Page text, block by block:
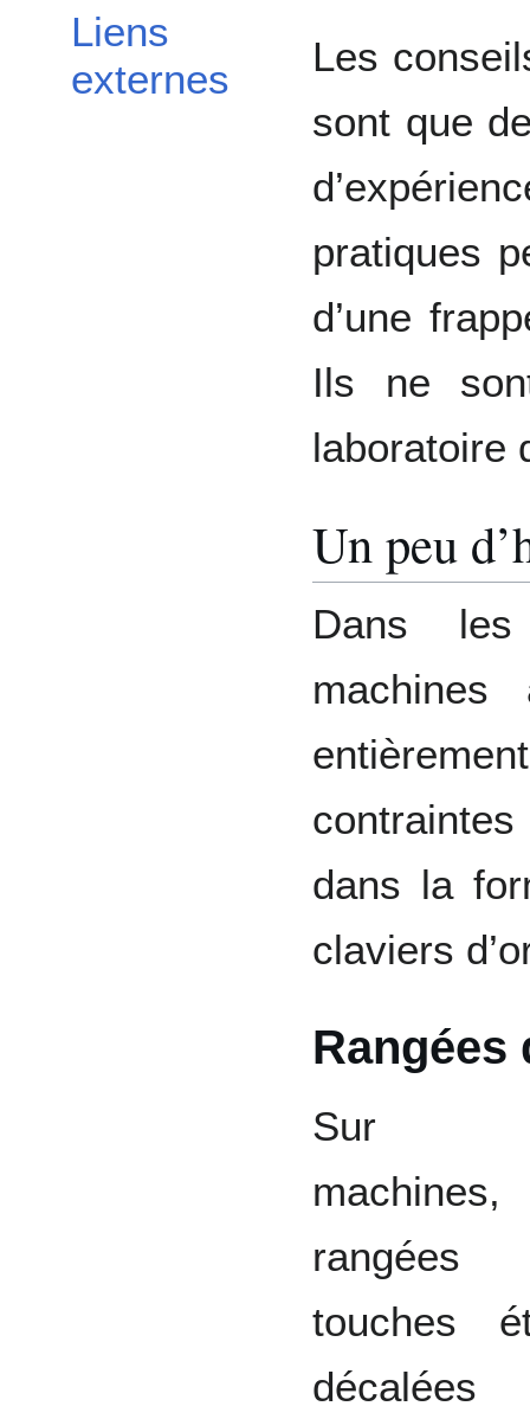
Liens
externes
Les
sont que
pratiques
d’une
Ils ne
laboratoire
Un peu
Dans
dans la
claviers
Rangées
Sur
touches